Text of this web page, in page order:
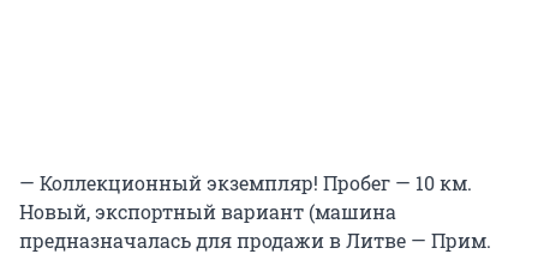
— Коллекционный экземпляр! Пробег — 10 км.
Новый, экспортный вариант (машина
предназначалась для продажи в Литве — Прим.